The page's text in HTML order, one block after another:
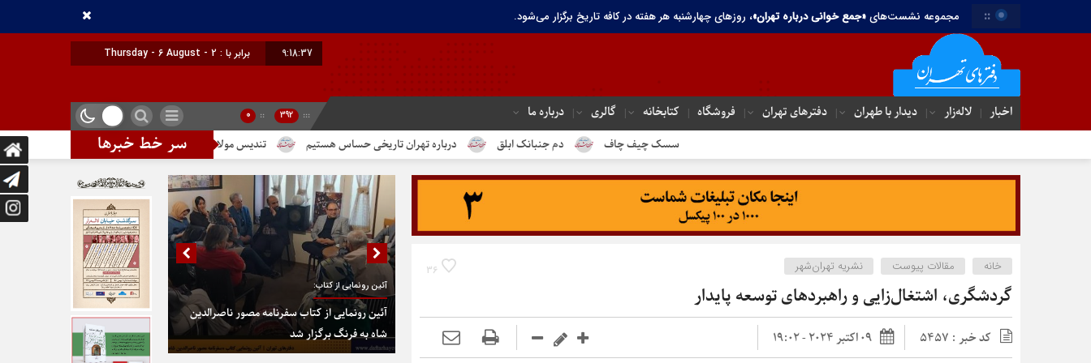
:: مجموعه نشست‌های«جمع خوانی درباره تهران»، روزهای چهارشنبه هر هفته در کافه تاریخ برگزار می‌شود.
9:18:38 برابر با : Thursday - 6 August - 2026
اخبار لاله‌زار دیدار با طهران دفترهای تهران‌ فروشگاه کتابخانه گالری درباره ما :::
392
::
0
سر خط خبرها دم جنبانک ابلق درباره تهران تاریخی حساس هستیم تندیس مولانا در میدان خیام در پایتخت گزینیِ تهران دومین
36 خانه مقالات پیوست نشریه تهران‌شهر
گردشگری، اشتغال‌زایی و راهبردهای توسعه پایدار
کد خبر : 5457 09 اکتبر 2024 - 19:02
آئین رونمایی از کتاب:
آئین رونمایی از کتاب سفرنامه مصور ناصرالدین
شاه به فرنگ برگزار شد